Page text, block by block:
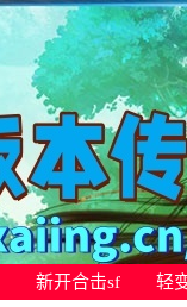
新开合击sf 轻